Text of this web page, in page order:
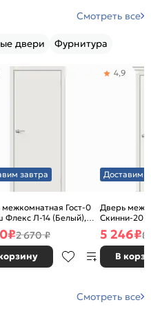
Смотреть все
двери Фурнитура
завтра
межкомнатная Гост-0
Флекс Л-14 (Белый),
каркасно-щитовая
₽2 670 ₽
Доставим
Дверь
Скинни-20
декора,
без кромки,
4,9
5 246₽8
В
Смотреть все